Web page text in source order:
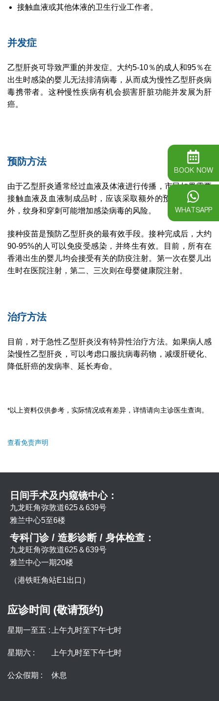
接触血液或其他体液的卫生行业工作者。
并发症
乙型肝炎可导致严重的并发症。大约5-10％的成人和95％在
出生时感染的婴儿无法排清病毒，从而成为慢性乙型肝炎病
毒携带者。这种慢性疾病有机会损害肝脏功能并发展为肝
癌。
预防方法
由于乙型肝炎通常经过血液及体液进行传播，市民如果需要
接触血液及血液制成品时，应该采取额外的预防措施。此
外，纹身和穿刺可能增加感染病毒的风险。
接种疫苗是预防乙型肝炎的最有效手段。接种完成后，大约
90-95%的人可以免疫受感染，并终生有效。目前，所有在
香港出生的婴儿均会接受有关的防疫注射。第一次在婴儿出
生时在医院注射，第二、三次则在母婴健康院注射。
治疗方法
目前，对于急性乙型肝炎没有特异性治疗方法。如果病人感
染慢性乙型肝炎，可以考虑口服抗病毒药物，减缓肝硬化、
降低肝癌的发病率、延长寿命。
*以上资料仅供参考，实际情况或有差异，详情请向主诊医生查询。
查看免责声明
日间手术及内窥镜中心：
九龙旺角弥敦道625＆639号
雅兰中心5至6楼
专科门诊 / 造影诊断 / 身体检查：
九龙旺角弥敦道625＆639号
雅兰中心一期20楼
（港铁旺角站E1出口）
应诊时间 (敬请预约)
星期一至五 : 上午九时至下午七时
星期六 : 上午九时至下午七时
公众假期 : 休息
BOOK NOW
WHATSAPP